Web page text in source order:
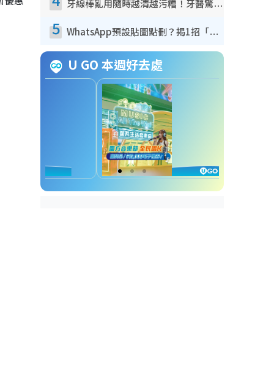
牙線棒亂用隨時越清越污糟！牙醫驚揭盲目過戶細菌恐致蛀牙：呢種先係日常真保養
5 WhatsApp預設貼圖點刪？揭1招「反向操作」還原簡潔介面 附3步實測教學
U GO 本週好去處